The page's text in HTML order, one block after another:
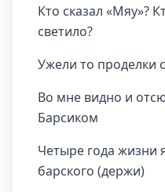
Кто сказал «Мяу»?
светило?
Ужели то проделки
Во мне видно и
Барсиком
Четыре года жизни
барского (держи)